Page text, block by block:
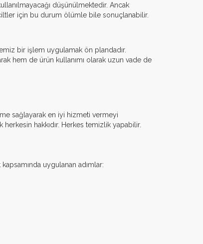
düşünülmektedir. Ancak
için bu durum ölümle bile sonuçlanabilir.
bir işlem uygulamak ön plandadır.
hem de ürün kullanımı olarak uzun vade de
sağlayarak en iyi hizmeti vermeyi
hakkıdır. Herkes temizlik yapabilir.
uygulanan adımlar: